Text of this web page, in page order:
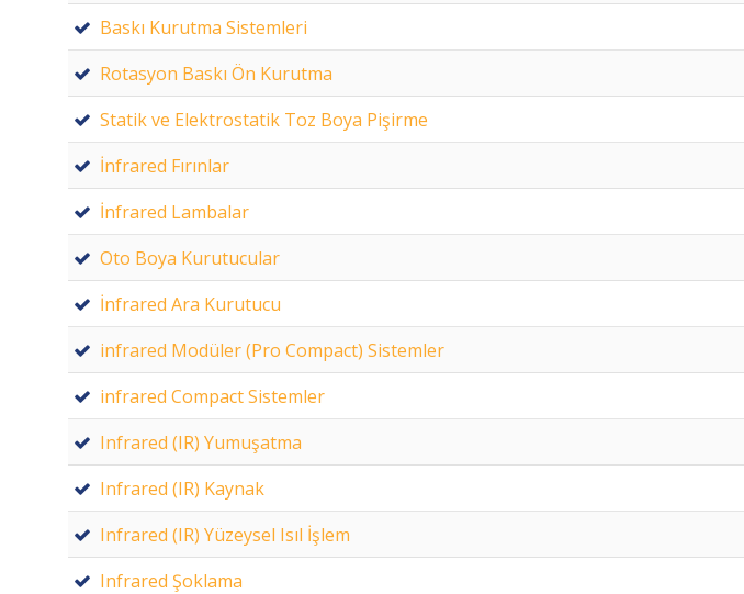
Baskı Kurutma Sistemleri
Rotasyon Baskı Ön Kurutma
Statik ve Elektrostatik Toz Boya Pişirme
İnfrared Fırınlar
İnfrared Lambalar
Oto Boya Kurutucular
İnfrared Ara Kurutucu
infrared Modüler (Pro Compact) Sistemler
infrared Compact Sistemler
Infrared (IR) Yumuşatma
Infrared (IR) Kaynak
Infrared (IR) Yüzeysel Isıl İşlem
Infrared Şoklama